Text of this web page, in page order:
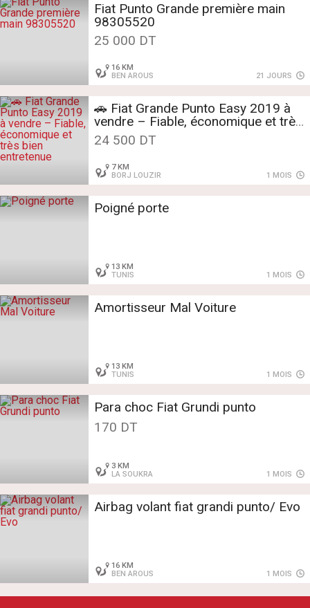
Fiat Punto Grande première main
98305520
25 000 DT
16 KM
BEN AROUS
21 JOURS
🚗 Fiat Grande Punto Easy 2019 à
vendre – Fiable, économique et très
bien entretenue
24 500 DT
7 KM
BORJ LOUZIR
1 MOIS
Poigné porte
13 KM
TUNIS
1 MOIS
Amortisseur Mal Voiture
13 KM
TUNIS
1 MOIS
Para choc Fiat Grundi punto
170 DT
3 KM
LA SOUKRA
1 MOIS
Airbag volant fiat grandi punto/ Evo
16 KM
BEN AROUS
1 MOIS